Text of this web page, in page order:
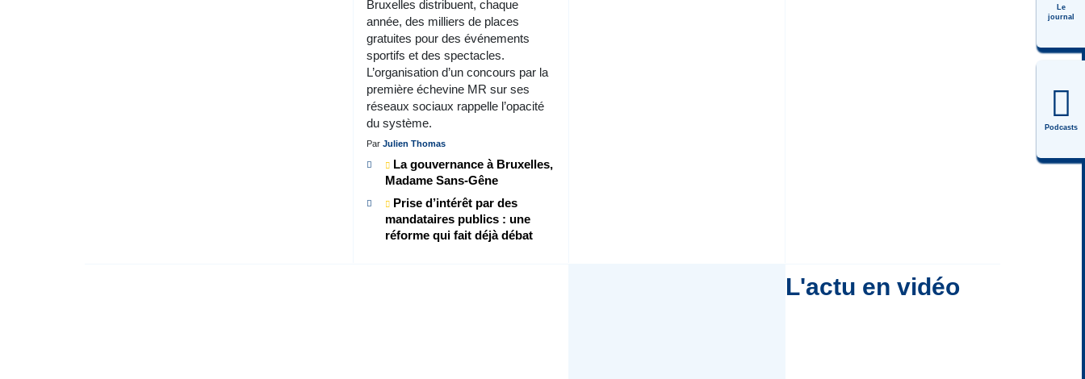
Le
journal
Podcasts
Bruxelles distribuent, chaque
année, des milliers de places
gratuites pour des événements
sportifs et des spectacles.
L’organisation d’un concours par la
première échevine MR sur ses
réseaux sociaux rappelle l’opacité
du système.
Par Julien Thomas
La gouvernance à Bruxelles,
Madame Sans-Gêne
Prise d’intérêt par des
mandataires publics : une
réforme qui fait déjà débat
L'actu en vidéo